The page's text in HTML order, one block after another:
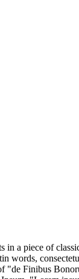
a piece of
"de Finibus